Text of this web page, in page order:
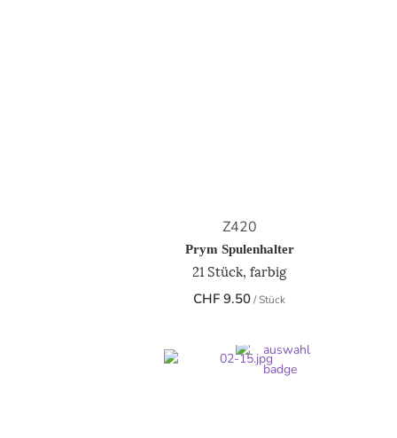
Z420
Prym Spulenhalter
21 Stück, farbig
CHF 9.50/ Stück